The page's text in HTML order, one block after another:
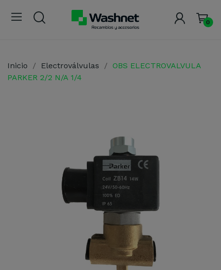
0
Inicio Electroválvulas
OBS ELECTROVALVULA
PARKER 2/2 N/A 1/4